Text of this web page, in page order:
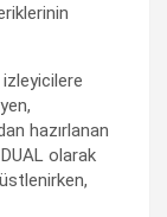
hazırlanan
olarak